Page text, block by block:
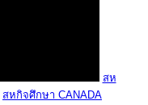
สห
สหกิจศึกษา CANADA